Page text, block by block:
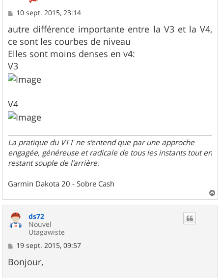
M
s
s
a
g
e
10 sept. 2015, 23:14
autre différence importante entre la V3 et la V4,
ce sont les courbes de niveau
Elles sont moins denses en v4:
V3
V4
La pratique du VTT ne s'entend que par une approche
engagée, généreuse et radicale de tous les instants tout en
restant souple de l'arrière.
Garmin Dakota 20 - Sobre Cash
a
ds72
Nouvel
Utagawiste
M
s
s
19 sept. 2015, 09:57
Bonjour,